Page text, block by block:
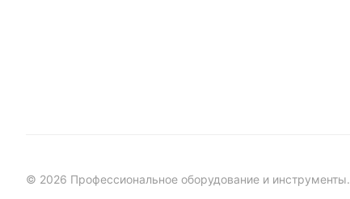
© 2026 Профессиональное оборудование и инструменты.